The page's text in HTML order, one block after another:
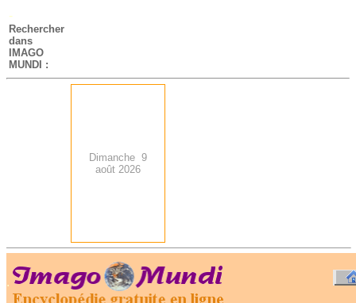
-
Rechercher
dans
IMAGO
MUNDI :
Dimanche 9
août 2026
.